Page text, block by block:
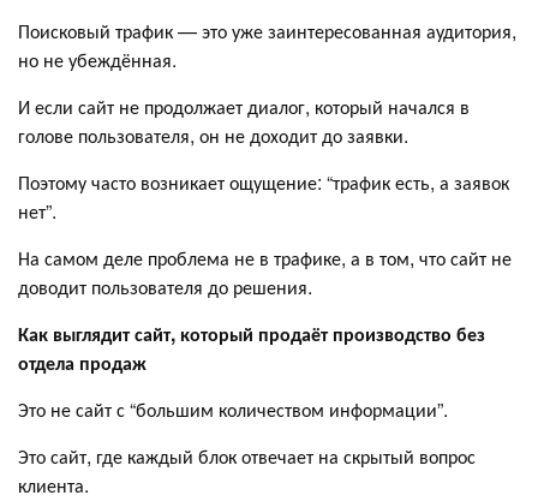
Поисковый трафик — это уже заинтересованная аудитория,
но не убеждённая.
И если сайт не продолжает диалог, который начался в
голове пользователя, он не доходит до заявки.
Поэтому часто возникает ощущение: “трафик есть, а заявок
нет”.
На самом деле проблема не в трафике, а в том, что сайт не
доводит пользователя до решения.
Как выглядит сайт, который продаёт производство без
отдела продаж
Это не сайт с “большим количеством информации”.
Это сайт, где каждый блок отвечает на скрытый вопрос
клиента.